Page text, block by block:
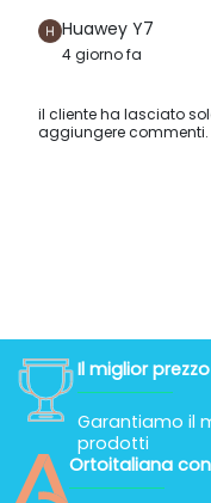
Huawey Y7
4 giorno fa
il cliente ha lasciato
aggiungere commenti.
Il miglior
Garantiamo il
prodotti
Ortoitaliana